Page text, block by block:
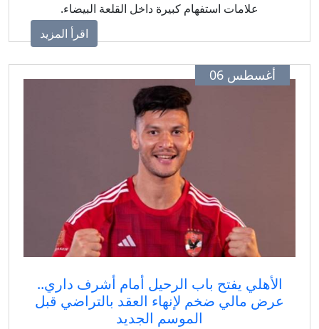
علامات استفهام كبيرة داخل القلعة البيضاء.
اقرأ المزيد
أغسطس 06
الأهلي يفتح باب الرحيل أمام أشرف داري..
عرض مالي ضخم لإنهاء العقد بالتراضي قبل
الموسم الجديد